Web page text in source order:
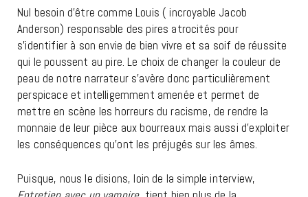
Nul besoin d’être comme Louis ( incroyable Jacob
Anderson) responsable des pires atrocités pour
s’identifier à son envie de bien vivre et sa soif de réussite
qui le poussent au pire. Le choix de changer la couleur de
peau de notre narrateur s’avère donc particulièrement
perspicace et intelligemment amenée et permet de
mettre en scène les horreurs du racisme, de rendre la
monnaie de leur pièce aux bourreaux mais aussi d’exploiter
les conséquences qu’ont les préjugés sur les âmes.
Puisque, nous le disions, loin de la simple interview,